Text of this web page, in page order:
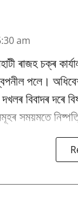
am
ৰাজহ চক্ৰ
পলে।
বিবাদৰ দৰে
সময়মতে